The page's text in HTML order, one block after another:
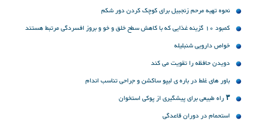
نحوه تهیه مرحم زنجبیل برای کوچک کردن دور شکم
کمبود 10 گزینه غذایی که با کاهش سطح خلق و خو و بروز افسردگی مرتبط هستند
خواص دارویی شنبلیله
دویدن حافظه را تقویت می کند
باور های غلط در باره ی لیپو ساکشن و جراحی تناسب اندام
۳ راه طبیعی برای پیشگیری از پوکی استخوان
استحمام در دوران قاعدگی